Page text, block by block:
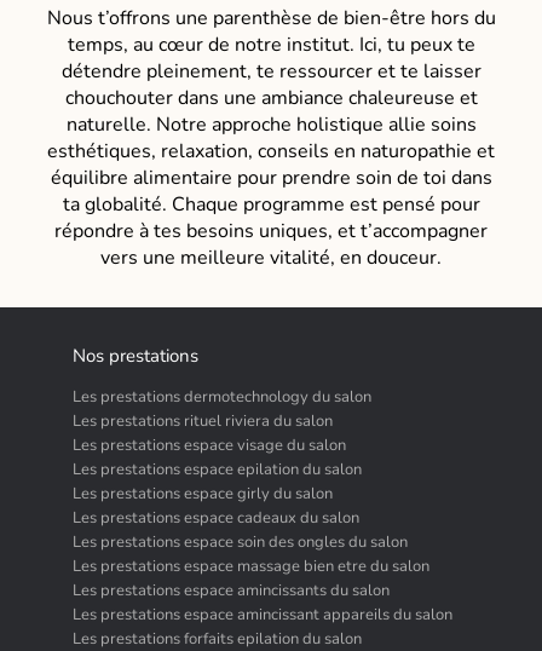
Nous t’offrons une parenthèse de bien-être hors du
temps, au cœur de notre institut. Ici, tu peux te
détendre pleinement, te ressourcer et te laisser
chouchouter dans une ambiance chaleureuse et
naturelle. Notre approche holistique allie soins
esthétiques, relaxation, conseils en naturopathie et
équilibre alimentaire pour prendre soin de toi dans
ta globalité. Chaque programme est pensé pour
répondre à tes besoins uniques, et t’accompagner
vers une meilleure vitalité, en douceur.
Nos prestations
Les prestations dermotechnology du salon
Les prestations rituel riviera du salon
Les prestations espace visage du salon
Les prestations espace epilation du salon
Les prestations espace girly du salon
Les prestations espace cadeaux du salon
Les prestations espace soin des ongles du salon
Les prestations espace massage bien etre du salon
Les prestations espace amincissants du salon
Les prestations espace amincissant appareils du salon
Les prestations forfaits epilation du salon